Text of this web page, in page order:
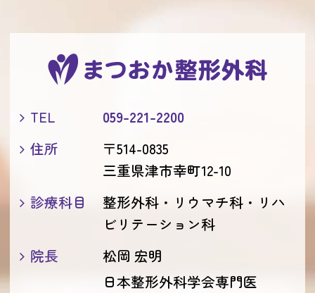
TEL
059-221-2200
住所
〒514-0835
三重県津市幸町12-10
診療科目
整形外科・リウマチ科・リハ
ビリテーション科
院長
松岡 宏明
日本整形外科学会専門医